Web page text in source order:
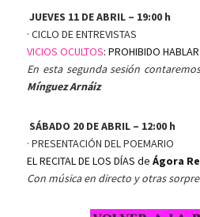
JUEVES 11 DE ABRIL – 19:00 h
· CICLO DE ENTREVISTAS
VICIOS OCULTOS: PROHIBIDO
En esta segunda sesión
Mínguez Arnáiz
SÁBADO 20 DE ABRIL – 12:00 h
· PRESENTACIÓN DEL POEMARIO
EL RECITAL DE LOS DÍAS deÁgora
Con música en directo y otras